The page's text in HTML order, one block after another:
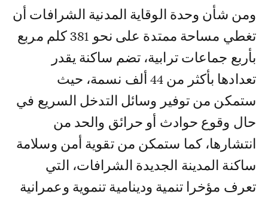
ومن شأن وحدة الوقاية المدنية الشرافات أن
تغطي مساحة ممتدة على نحو 381 كلم مربع
بأربع جماعات ترابية، تضم ساكنة يقدر
تعدادها بأكثر من 44 ألف نسمة، حيث
ستمكن من توفير وسائل التدخل السريع في
حال وقوع حوادث أو حرائق والحد من
انتشارها، كما ستمكن من تقوية أمن وسلامة
ساكنة المدينة الجديدة الشرافات، التي
تعرف مؤخرا تنمية ودينامية تنموية وعمرانية